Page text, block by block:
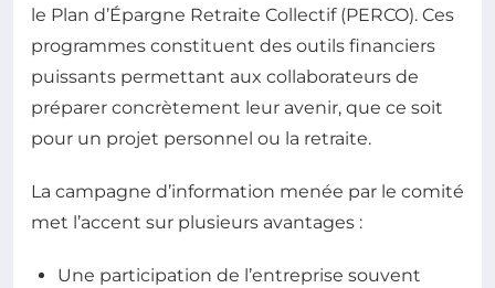
le Plan d’Épargne Retraite Collectif (PERCO). Ces
programmes constituent des outils financiers
puissants permettant aux collaborateurs de
préparer concrètement leur avenir, que ce soit
pour un projet personnel ou la retraite.
La campagne d’information menée par le comité
met l’accent sur plusieurs avantages :
Une participation de l’entreprise souvent